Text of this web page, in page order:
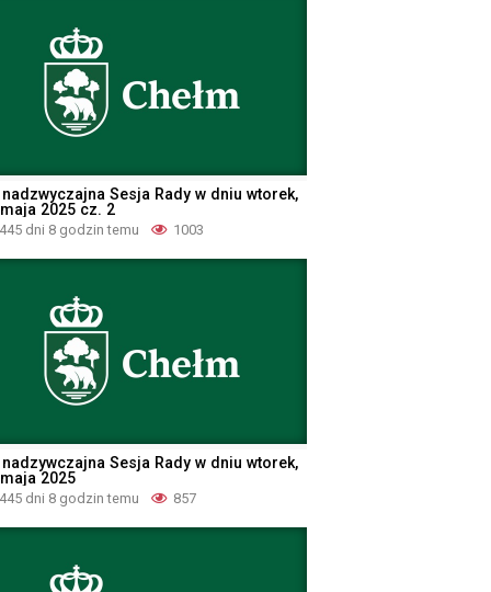
nadzwyczajna Sesja Rady w dniu wtorek,
2025 cz. 2
445 dni 8 godzin temu 1003
nadzywczajna Sesja Rady w dniu wtorek,
2025
445 dni 8 godzin temu 857